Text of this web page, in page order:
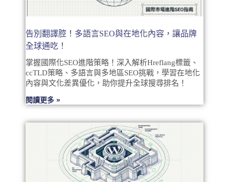
告別翻譯腔！多語言SEO與在地化內容，讓品牌
全球通吃！
掌握國際化SEO進階策略！深入解析Hreflang標籤、
ccTLD策略、多語言與多地區SEO挑戰，學習在地化
內容與文化差異優化，助你提升全球搜尋排名！
閱讀更多 »